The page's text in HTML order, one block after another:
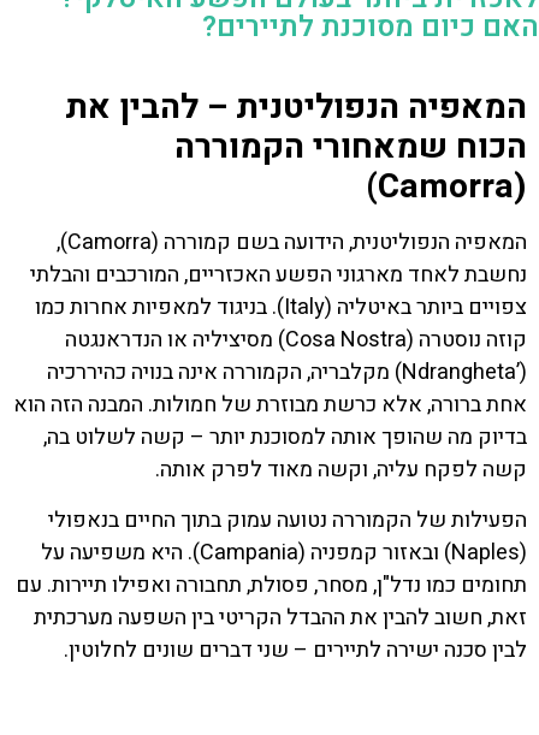
האם כיום מסוכנת לתיירים?
המאפיה הנפוליטנית – להבין את
הכוח שמאחורי הקמוררה
(Camorra)
המאפיה הנפוליטנית, הידועה בשם קמוררה (Camorra),
נחשבת לאחד מארגוני הפשע האכזריים, המורכבים והבלתי
צפויים ביותר באיטליה (Italy). בניגוד למאפיות אחרות כמו
קוזה נוסטרה (Cosa Nostra) מסיציליה או הנדראנגטה
(’Ndrangheta) מקלבריה, הקמוררה אינה בנויה כהיררכיה
אחת ברורה, אלא כרשת מבוזרת של חמולות. המבנה הזה הוא
בדיוק מה שהופך אותה למסוכנת יותר – קשה לשלוט בה,
קשה לפקח עליה, וקשה מאוד לפרק אותה.
הפעילות של הקמוררה נטועה עמוק בתוך החיים בנאפולי
(Naples) ובאזור קמפניה (Campania). היא משפיעה על
תחומים כמו נדל"ן, מסחר, פסולת, תחבורה ואפילו תיירות. עם
זאת, חשוב להבין את ההבדל הקריטי בין השפעה מערכתית
לבין סכנה ישירה לתיירים – שני דברים שונים לחלוטין.